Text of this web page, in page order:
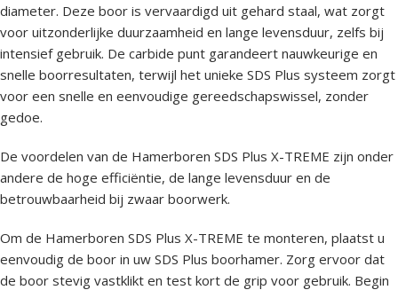
diameter. Deze boor is vervaardigd uit gehard staal, wat zorgt
voor uitzonderlijke duurzaamheid en lange levensduur, zelfs bij
intensief gebruik. De carbide punt garandeert nauwkeurige en
snelle boorresultaten, terwijl het unieke SDS Plus systeem zorgt
voor een snelle en eenvoudige gereedschapswissel, zonder
gedoe.
De voordelen van de Hamerboren SDS Plus X-TREME zijn onder
andere de hoge efficiëntie, de lange levensduur en de
betrouwbaarheid bij zwaar boorwerk.
Om de Hamerboren SDS Plus X-TREME te monteren, plaatst u
eenvoudig de boor in uw SDS Plus boorhamer. Zorg ervoor dat
de boor stevig vastklikt en test kort de grip voor gebruik. Begin